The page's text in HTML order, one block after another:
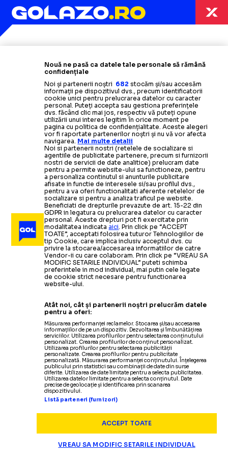
Cristian Ignat a izbucnit în plâns la finalul meciului
Politica de confidențialitate
ContactNouă ne pasă ca datele tale personale să rămână
confidențiale
Noi și partenerii noștri 682 stocăm și/sau accesăm
informații pe dispozitivul dvs., precum identificatorii
cookie unici pentru prelucrarea datelor cu caracter
personal. Puteți accepta sau gestiona preferințele
dvs. făcând clic mai jos, respectiv vă puteți opune
utilizării unui interes legitim în orice moment pe
pagina cu politica de confidențialitate. Aceste alegeri
vor fi raportate partenerilor noștri și nu vă vor afecta
navigarea. Mai multe detalii
Noi si partenerii nostri (retelele de socializare si
agentiile de publicitate partenere, precum si furnizorii
nostri de servicii de date analitice) prelucram date
pentru a permite website-ului sa functioneze, pentru
a personaliza continutul si anunturile publicitare
afisate in functie de interesele si/sau profilul dvs.,
pentru a va oferi functionalitati aferente retelelor de
socializare si pentru a analiza traficul pe website.
Beneficiati de drepturile prevazute de art. 15-22 din
GDPR in legatura cu prelucrarea datelor cu caracter
personal. Aceste drepturi pot fi exercitate prin
modalitatea indicataaici . Prin click pe “ACCEPT
TOATE”, acceptati folosirea tuturor Tehnologiilor de
tip Cookie, care implica inclusiv acceptul dvs. cu
privire la stocarea/accesarea informatiilor de catre
Vendor-ii cu care colaboram. Prin click pe “VREAU SA
MODIFIC SETARILE INDIVIDUAL” puteti schimba
preferintele in mod individual, mai putin cele legate
de cookie strict necesare pentru functionarea
website-ului.
Atât noi, cât și partenerii noștri prelucrăm datele
pentru a oferi:
Măsurarea performanței reclamelor. Stocarea și/sau accesarea
informațiilor de pe un dispozitiv. Dezvoltarea și îmbunătățirea
serviciilor. Utilizarea profilurilor pentru selectarea conținutului
personalizat. Crearea profilurilor de conținut personalizat.
Utilizarea profilurilor pentru selectarea publicității
personalizate. Crearea profilurilor pentru publicitate
personalizată. Măsurarea performanței conținutului. Înțelegerea
publicului prin statistici sau combinații de date din surse
diferite. Utilizarea de date limitate pentru a selecta publicitatea.
Utilizarea datelor limitate pentru a selecta conținutul. Date
precise de geolocație și identificarea prin scanarea
dispozitivului.
Listă parteneri (furnizori)
ACCEPT TOATE
VREAU SA MODIFIC SETARILE INDIVIDUAL